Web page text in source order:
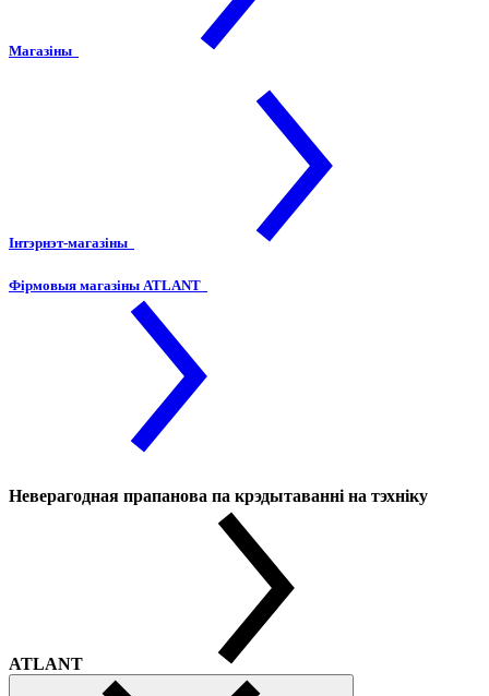
Магазіны
Інтэрнэт-магазіны
Фірмовыя магазіны ATLANT
Неверагодная прапанова па крэдытаванні на тэхніку
ATLANT